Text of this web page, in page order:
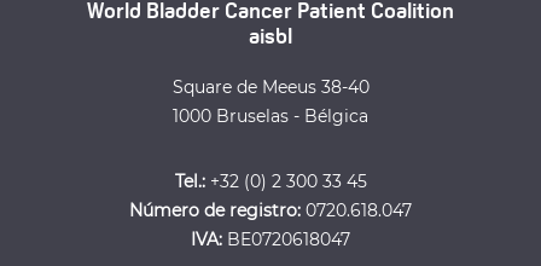
World Bladder Cancer Patient Coalition
aisbl
Square de Meeus 38-40
1000 Bruselas - Bélgica
Tel.:+32 (0) 2 300 33 45
Número de registro: 0720.618.047
IVA: BE0720618047